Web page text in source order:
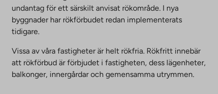
undantag för ett särskilt anvisat rökområde. I nya
byggnader har rökförbudet redan implementerats
tidigare.
Vissa av våra fastigheter är helt rökfria. Rökfritt innebär
att rökförbud är förbjudet i fastigheten, dess lägenheter,
balkonger, innergårdar och gemensamma utrymmen.